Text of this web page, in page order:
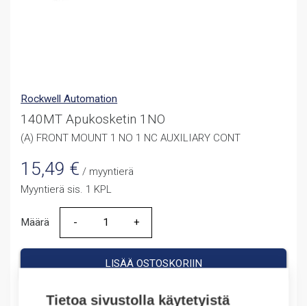
Tietoa sivustolla käytetyistä
Rockwell Automation
140MT Apukosketin 1NO
(A) FRONT MOUNT 1 NO 1 NC AUXILIARY CONT
15,49 € / myyntierä
Myyntierä sis. 1 KPL
Määrä
Määrä
LISÄÄ OSTOSKORIIN